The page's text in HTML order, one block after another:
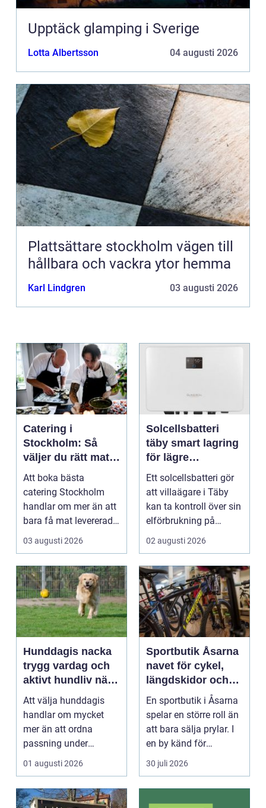
Upptäck glamping i Sverige
Lotta Albertsson 04 augusti 2026
Plattsättare stockholm vägen till
hållbara och vackra ytor hemma
Karl Lindgren 03 augusti 2026
Catering i
Stockholm: Så
väljer du rätt mat
till ditt evenemang
Att boka bästa
catering Stockholm
handlar om mer än att
bara få mat levererad.
R&aum...
03 augusti 2026
Solcellsbatteri
täby smart lagring
för lägre
elkostnader året
runt
Ett solcellsbatteri gör
att villaägare i Täby
kan ta kontroll över sin
elförbrukning på
riktigt. Gen...
02 augusti 2026
Hunddagis nacka
trygg vardag och
aktivt hundliv nära
stan
Att välja hunddagis
handlar om mycket
mer än att ordna
passning under
arbetsdagen. För
många hundäga...
01 augusti 2026
Sportbutik Åsarna
navet för cykel,
längdskidor och
löpning i södra
jämtland
En sportbutik i Åsarna
spelar en större roll än
att bara sälja prylar. I
en by känd för
längdskidåkn...
30 juli 2026